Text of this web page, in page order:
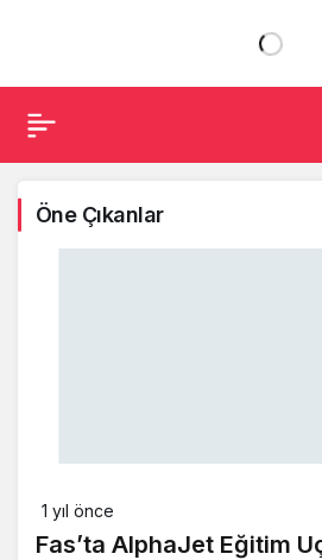
Öne Çıkanlar
1 yıl önce
Fas’ta AlphaJet Eğitim